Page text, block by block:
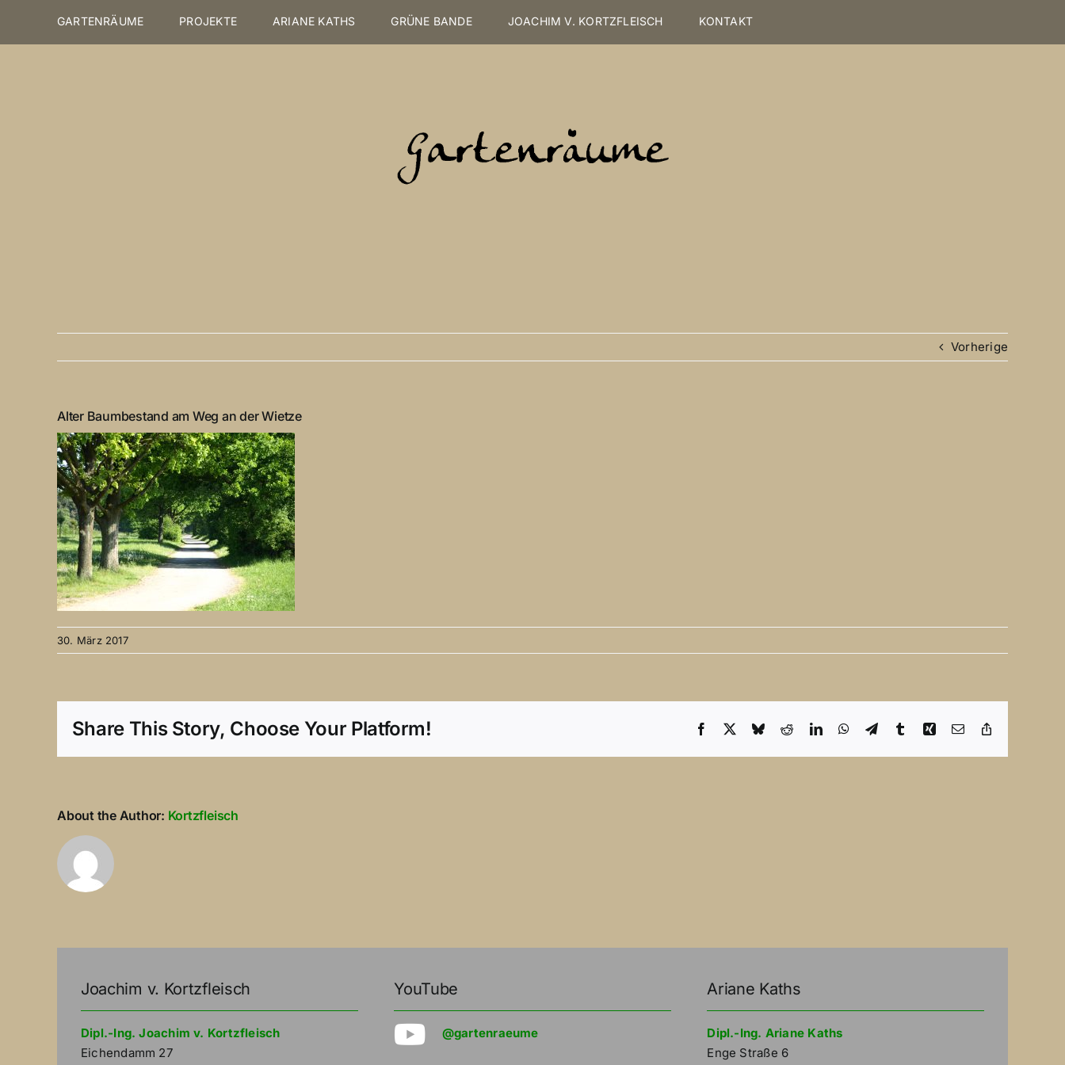
content
GARTENRÄUME PROJEKTE ARIANE KATHS GRÜNE BANDE JOACHIM V. KORTZFLEISCH KONTAKT
Vorherige
Alter Baumbestand am Weg an der Wietze
30. März 2017
Share This Story, Choose Your Platform! Facebook BlueskyRedditLinkedInWhatsApp
TelegramTumblrXing Email
About the Author: Kortzfleisch
Joachim v. Kortzfleisch
Dipl.-Ing. Joachim v. Kortzfleisch
Eichendamm 27
YouTube
@gartenraeume
Ariane Kaths
Dipl.-Ing. Ariane Kaths
Enge Straße 6